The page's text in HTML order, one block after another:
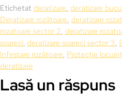
Etichetat deratizare, deratizare
Deratizare rozătoare, deratizare
rozatoare sector 2, deratizare
soareci, deratizare soareci sector 3,
Infestare rozătoare, Protecție
deratizare
Lasă un răspuns